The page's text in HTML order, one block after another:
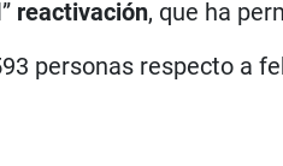
reactivación, que ha
personas respecto a